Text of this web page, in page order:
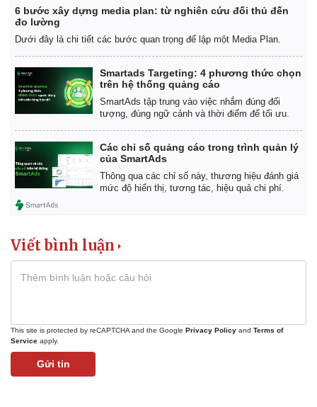
6 bước xây dựng media plan: từ nghiên cứu đối thủ đến
đo lường
Dưới đây là chi tiết các bước quan trọng để lập một Media Plan.
Smartads Targeting: 4 phương thức chọn
trên hệ thống quảng cáo
SmartAds tập trung vào việc nhắm đúng đối
tượng, đúng ngữ cảnh và thời điểm để tối ưu.
Các chỉ số quảng cáo trong trình quản lý
của SmartAds
Thông qua các chỉ số này, thương hiệu đánh giá
mức độ hiển thị, tương tác, hiệu quả chi phí.
Viết bình luận
This site is protected by reCAPTCHA and the Google Privacy Policy and Terms of
Service apply.
Gửi tin